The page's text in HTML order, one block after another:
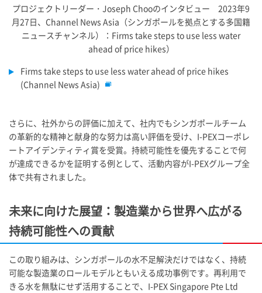
プロジェクトリーダー・Joseph Chooのインタビュー 2023年9
月27日、Channel News Asia（シンガポールを拠点とする多国籍
ニュースチャンネル）：Firms take steps to use less water
ahead of price hikes）
Firms take steps to use less water ahead of price hikes
(Channel News Asia)
さらに、社外からの評価に加えて、社内でもシンガポールチーム
の革新的な精神と献身的な努力は高い評価を受け、 I-PEXコーポレ
ートアイデンティティ賞を受賞。持続可能性を優先することで何
が達成できるかを証明する例として、活動内容がI-PEXグループ全
体で共有されました。
未来に向けた展望：製造業から世界へ広がる
持続可能性への貢献
この取り組みは、シンガポールの水不足解決だけではなく、持続
可能な製造業のロールモデルともいえる成功事例です。再利用で
きる水を無駄にせず活用することで、 I-PEX Singapore Pte Ltd